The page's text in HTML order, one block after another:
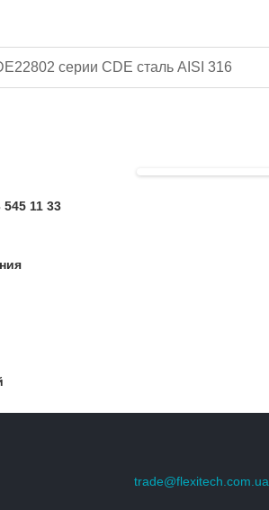
серии CDE сталь AISI 316
11 33
trade@flexitech.com.ua